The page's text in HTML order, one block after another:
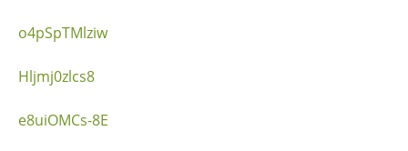
o4pSpTMlziw
Hljmj0zlcs8
e8uiOMCs-8E